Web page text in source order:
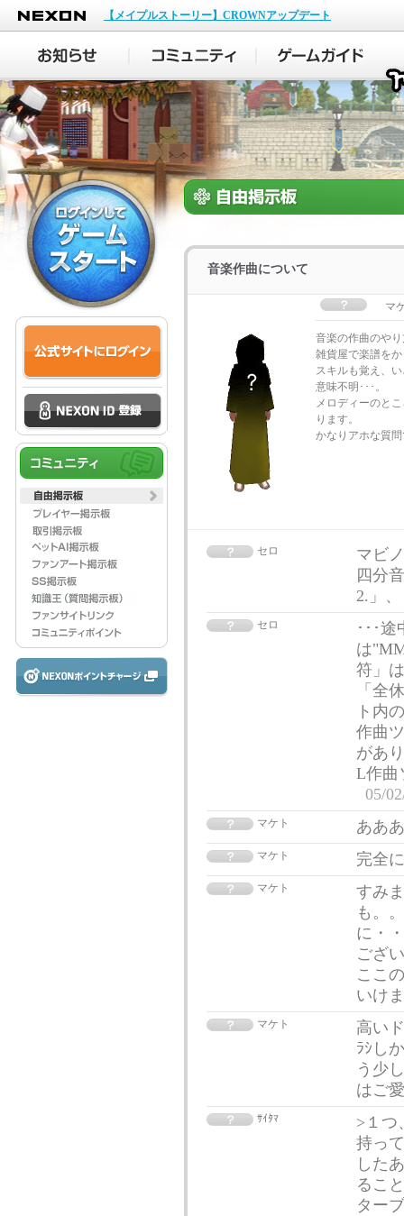
NEXON
【メイプルストーリー】CROWNアップデート
音楽作曲について
マ
音楽の作曲のや
雑貨屋で楽譜を
スキルも覚え、
意味不明･･･。
メロディーのと
ります。
かなりアホな質
セロ
マビ
四分
2.」
セロ
･･･
は
符」
「全
ト内
作曲
があ
L作曲
05/
マケト ああ
マケト 完全
マケト
すみ
も。
に・
ござ
ここ
いけ
マケト
高い
ﾗｼし
う少
はご
ｻｲﾀﾏ
>１つ
持っ
した
るこ
ター